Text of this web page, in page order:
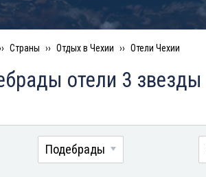
Страны Отдых в Чехии Отели Чехии
отели 3 звезды
Подебрады